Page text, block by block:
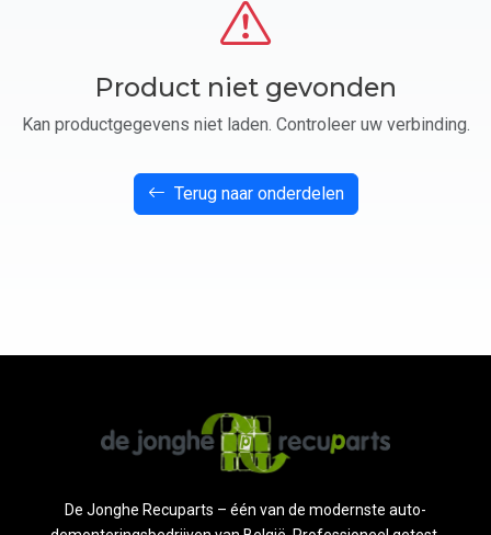
Product niet gevonden
Kan productgegevens niet laden. Controleer uw verbinding.
Terug naar onderdelen
De Jonghe Recuparts – één van de modernste auto-